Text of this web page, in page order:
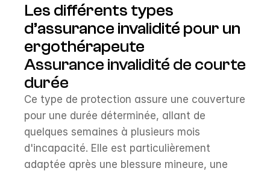
Les différents types
d’assurance invalidité pour un
ergothérapeute
Assurance invalidité de courte
durée
Ce type de protection assure une couverture
pour une durée déterminée, allant de
quelques semaines à plusieurs mois
d'incapacité. Elle est particulièrement
adaptée après une blessure mineure, une